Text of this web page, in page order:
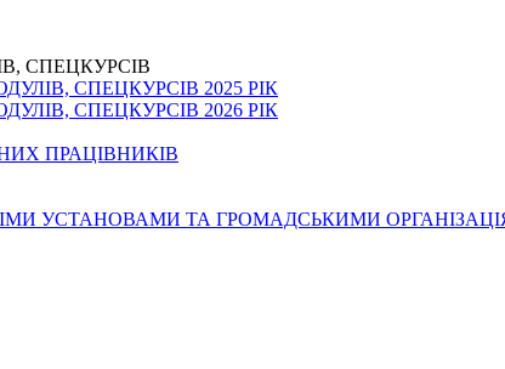
СПЕЦКУРСІВ
СПЕЦКУРСІВ 2025 РІК
СПЕЦКУРСІВ 2026 РІК
ПРАЦІВНИКІВ
УСТАНОВАМИ ТА ГРОМАДСЬКИМИ